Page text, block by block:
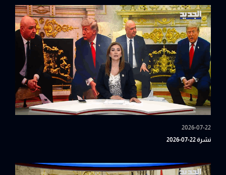
2026-07-22
نشرة 22-07-2026